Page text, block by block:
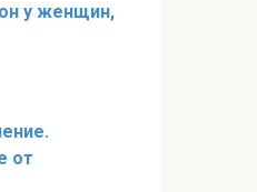
у женщин,
от